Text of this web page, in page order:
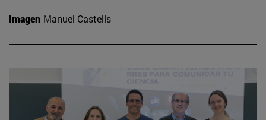
Imagen Manuel Castells